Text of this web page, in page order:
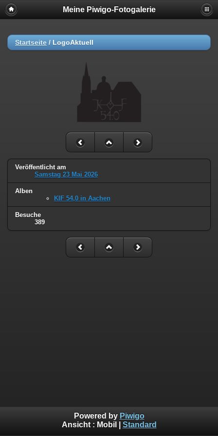
Meine Piwigo-Fotogalerie
Startseite / LogoAktuell
Veröffentlicht am
Samstag 23 Mai 2026
Alben
KIF 54,0 in Aachen
Besuche
389
Powered by Piwigo
Ansicht : Mobil Standard